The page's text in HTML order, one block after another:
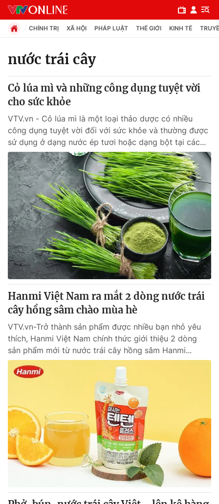
Chuyên mục
Chính trị
Xã hội
Pháp luật
Y tế
Thế giới
Tin tức
Thế giới đó đây
Câu chuyện quốc tế
Kinh tế
Tài chính
Thị trường
Góc doanh nghiệp
Dữ liệu và đời sống
Truyền hình
Phim VTV
Hậu trường
Nhân vật
Khán giả
Giải trí
Điện ảnh
Âm nhạc
Đời sống
Du lịch
Chất lượng cuộc sống
Giáo dục
Học trực tuyến
Công nghệ
Hitech Công nghệ tương lai
Sản phẩm
Thị trường
Giao lưu trực tuyến
Lịch phát sóng
CHÍNH TRỊ XÃ HỘI PHÁP LUẬT THẾ GIỚI KINH TẾ
nước trái cây
Cỏ lúa mì và những công dụng tuyệt vời
cho sức khỏe
VTV.vn - Cỏ lúa mì là một loại thảo dược có nhiều
công dụng tuyệt vời đối với sức khỏe và thường được
sử dụng ở dạng nước ép tươi hoặc dạng bột tại các...
Hanmi Việt Nam ra mắt 2 dòng nước trái
cây hồng sâm chào mùa hè
VTV.vn-Trở thành sản phẩm được nhiều bạn nhỏ yêu
thích, Hanmi Việt Nam chính thức giới thiệu 2 dòng
sản phẩm mới từ nước trái cây hồng sâm Hanmi...